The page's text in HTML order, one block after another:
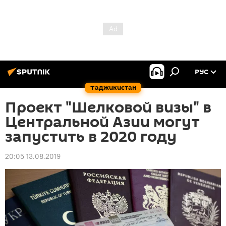
Таджикистан
РУС
Проект "Шелковой визы" в
Центральной Азии могут
запустить в 2020 году
20:05 13.08.2019